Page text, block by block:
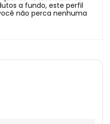
a fundo, este perfil
não perca nenhuma